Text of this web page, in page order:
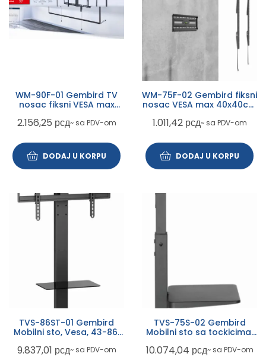
WM-90F-01 Gembird TV
nosac fiksni VESA max
2.156,25 рсд~ sa PDV-om
DODAJ U KORPU
WM-75F-02 Gembird fiksni
nosac VESA max 40x40cm
1.011,42 рсд~ sa PDV-om
DODAJ U KORPU
TVS-86ST-01 Gembird
Mobilni sto, Vesa, 43-86,
9.837,01 рсд~ sa PDV-om
TVS-75S-02 Gembird
Mobilni sto sa tockicima,
10.074,04 рсд~ sa PDV-om